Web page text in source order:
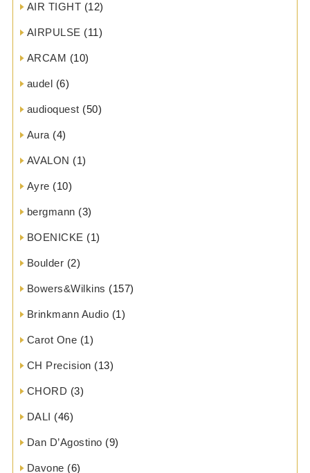
AIR TIGHT (12)
AIRPULSE (11)
ARCAM (10)
audel (6)
audioquest (50)
Aura (4)
AVALON (1)
Ayre (10)
bergmann (3)
BOENICKE (1)
Boulder (2)
Bowers&Wilkins (157)
Brinkmann Audio (1)
Carot One (1)
CH Precision (13)
CHORD (3)
DALI (46)
Dan D’Agostino (9)
Davone (6)